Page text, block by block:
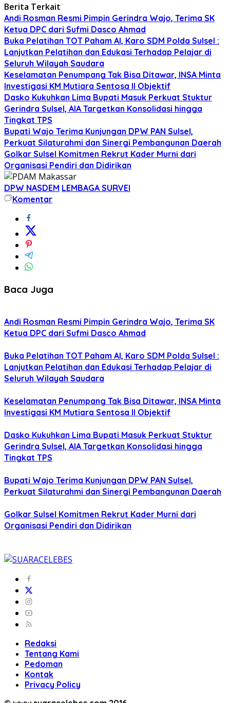
Berita Terkait
Andi Rosman Resmi Pimpin Gerindra Wajo, Terima SK
Ketua DPC dari Sufmi Dasco Ahmad
Buka Pelatihan TOT Paham AI, Karo SDM Polda Sulsel :
Lanjutkan Pelatihan dan Edukasi Terhadap Pelajar di
Seluruh Wilayah Saudara
Keselamatan Penumpang Tak Bisa Ditawar, INSA Minta
Investigasi KM Mutiara Sentosa II Objektif
Dasko Kukuhkan Lima Bupati Masuk Perkuat Stuktur
Gerindra Sulsel, AIA Targetkan Konsolidasi hingga
Tingkat TPS
Bupati Wajo Terima Kunjungan DPW PAN Sulsel,
Perkuat Silaturahmi dan Sinergi Pembangunan Daerah
Golkar Sulsel Komitmen Rekrut Kader Murni dari
Organisasi Pendiri dan Didirikan
DPW NASDEM LEMBAGA SURVEI
Komentar
Baca Juga
Andi Rosman Resmi Pimpin Gerindra Wajo, Terima SK
Ketua DPC dari Sufmi Dasco Ahmad
Buka Pelatihan TOT Paham AI, Karo SDM Polda Sulsel :
Lanjutkan Pelatihan dan Edukasi Terhadap Pelajar di
Seluruh Wilayah Saudara
Keselamatan Penumpang Tak Bisa Ditawar, INSA Minta
Investigasi KM Mutiara Sentosa II Objektif
Dasko Kukuhkan Lima Bupati Masuk Perkuat Stuktur
Gerindra Sulsel, AIA Targetkan Konsolidasi hingga
Tingkat TPS
Bupati Wajo Terima Kunjungan DPW PAN Sulsel,
Perkuat Silaturahmi dan Sinergi Pembangunan Daerah
Golkar Sulsel Komitmen Rekrut Kader Murni dari
Organisasi Pendiri dan Didirikan
Redaksi
Tentang Kami
Pedoman
Kontak
Privacy Policy